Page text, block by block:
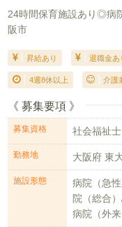
24時間保育施設あり◎病
阪市
昇給あり 退職金あ
4週8休以上 介護
《 募集要項 》
募集資格 社会福祉士
勤務地 大阪府 東
施設形態
病院（急
院（総合
病院（外